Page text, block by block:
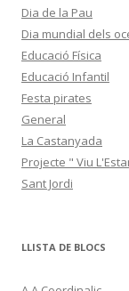
Dia de la Pau
Dia mundial dels
Educació Física
Educació Infantil
Festa pirates
General
La Castanyada
Projecte " Viu
Sant Jordi
LLISTA DE BLOCS